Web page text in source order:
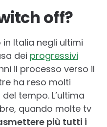
off?
Italia negli ultimi
dei progressivi
il processo verso il
ha reso molti
tempo. L’ultima
quando molte tv
più tutti i